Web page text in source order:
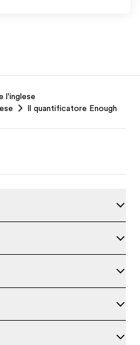
l'inglese
Il quantificatore Enough